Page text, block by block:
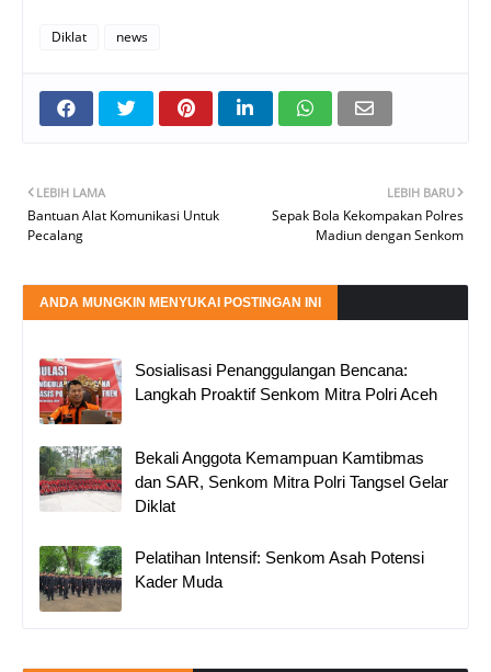
Diklat news
LEBIH BARU
Sepak Bola Kekompakan Polres
Madiun dengan Senkom
LEBIH LAMA
Bantuan Alat Komunikasi Untuk
Pecalang
ANDA MUNGKIN MENYUKAI POSTINGAN INI
Sosialisasi Penanggulangan Bencana:
Langkah Proaktif Senkom Mitra Polri Aceh
Bekali Anggota Kemampuan Kamtibmas
dan SAR, Senkom Mitra Polri Tangsel Gelar
Diklat
Pelatihan Intensif: Senkom Asah Potensi
Kader Muda